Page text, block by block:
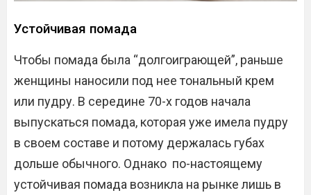
Устойчивая помада
Чтобы помада была “долгоиграющей”, раньше
женщины наносили под нее тональный крем
или пудру. В середине 70-х годов начала
выпускаться помада, которая уже имела пудру
в своем составе и потому держалась губах
дольше обычного. Однако по-настоящему
устойчивая помада возникла на рынке лишь в